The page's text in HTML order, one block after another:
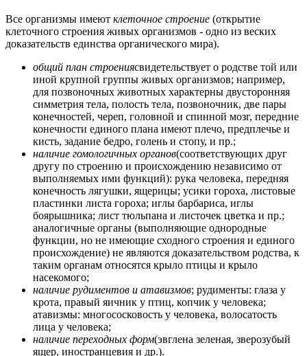
Все организмы имеют клеточное строение (открытие
клеточного строения живых организмов - одно из веских
доказательств единства органического мира).
общий план строениясвидетельствует о родстве той или
иной крупной группы живых организмов; например,
для позвоночных животных характерны двусторонняя
симметрия тела, полость тела, позвоночник, две пары
конечностей, череп, головной и спинной мозг, передние
конечности единого плана имеют плечо, предплечье и
кисть, задание бедро, голень и стопу, и пр.;
наличие гомологичных органов(соответствующих друг
другу по строению и происхождению независимо от
выполняемых ими функций): рука человека, передняя
конечность лягушки, ящерицы; усики гороха, листовые
пластинки листа гороха; иглы барбариса, иглы
боярышника; лист тюльпана и листочек цветка и пр.;
аналогичные органы (выполняющие однородные
функции, но не имеющие сходного строения и единого
происхождение) не являются доказательством родства, к
таким органам относятся крыло птицы и крыло
насекомого;
наличие рудиментов и атавизмов; рудименты: глаза у
крота, правый яичник у птиц, копчик у человека;
атавизмы: многососковость у человека, волосатость
лица у человека;
наличие переходных форм(эвглена зеленая, зверозубый
ящер, иностранцевия и др.).